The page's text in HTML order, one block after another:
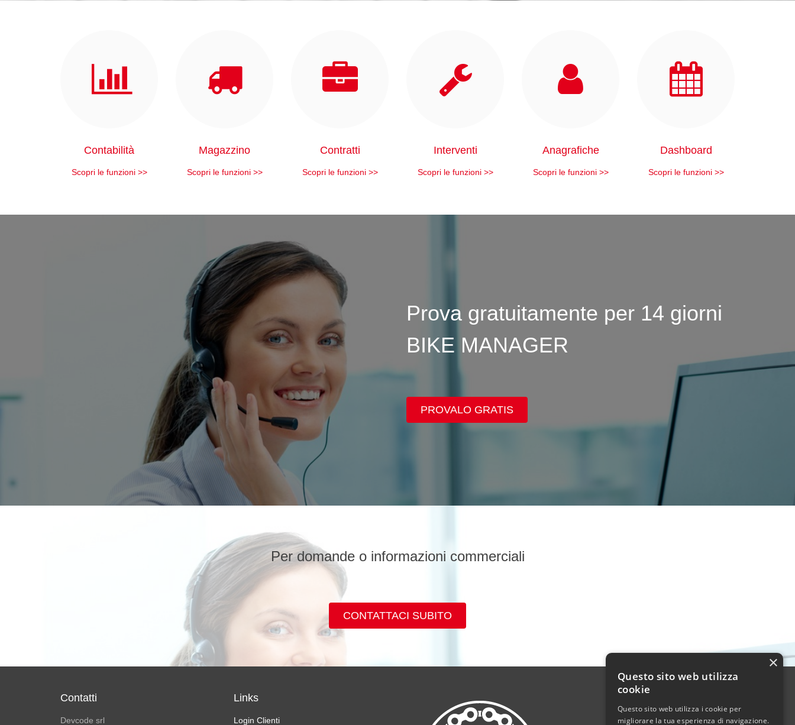
Contabilità
Scopri le funzioni >>
Magazzino
Scopri le funzioni >>
Contratti
Scopri le funzioni >>
Interventi
Scopri le funzioni >>
Anagrafiche
Scopri le funzioni >>
Dashboard
Scopri le funzioni >>
Prova gratuitamente per 14 giorni
BIKE MANAGER
PROVALO GRATIS
Per domande o informazioni commerciali
CONTATTACI SUBITO
Contatti
Devcode srl
Links
Login Clienti
×
Questo sito web utilizza
cookie
Questo sito web utilizza i cookie per
migliorare la tua esperienza di navigazione.